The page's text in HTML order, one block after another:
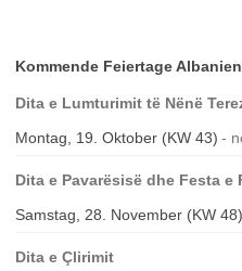
Kommende Feiertage Albanien
Dita e Lumturimit të Nënë
Montag, 19. Oktober (KW 43)
Dita e Pavarësisë dhe Festa e
Samstag, 28. November (KW 48)
Dita e Çlirimit